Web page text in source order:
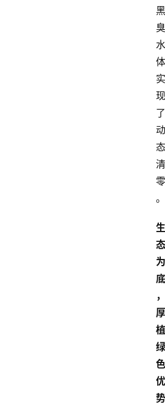
黑
臭
水
体
实
现
了
动
态
清
零
。
生
态
为
底
，
厚
植
绿
色
优
势